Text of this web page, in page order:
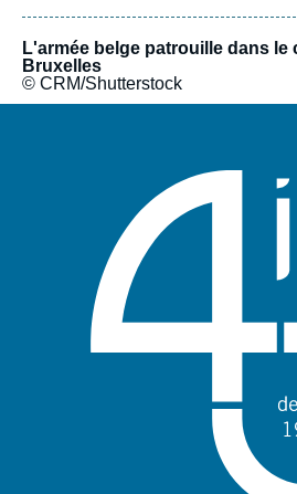
L'armée belge patrouille dans le
Bruxelles
© CRM/Shutterstock